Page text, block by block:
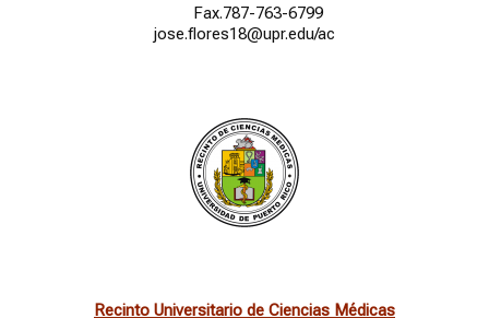
Fax.787-763-6799
jose.flores18@upr.edu/ac
Recinto Universitario de Ciencias Médicas